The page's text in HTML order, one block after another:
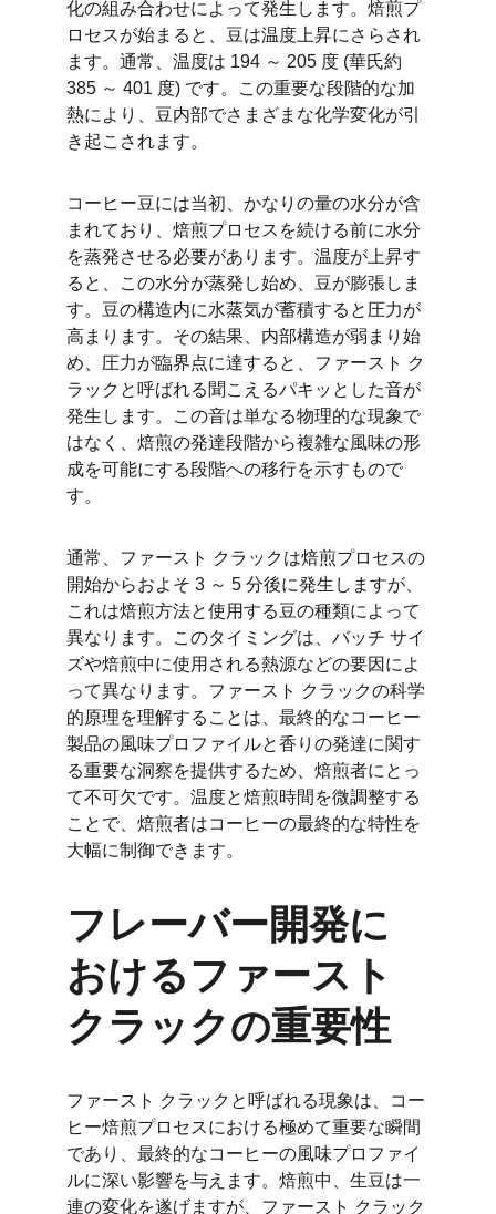
化の組み合わせによって発生します。焙煎プ
ロセスが始まると、豆は温度上昇にさらされ
ます。通常、温度は 194 ～ 205 度 (華氏約
385 ～ 401 度) です。この重要な段階的な加
熱により、豆内部でさまざまな化学変化が引
き起こされます。
コーヒー豆には当初、かなりの量の水分が含
まれており、焙煎プロセスを続ける前に水分
を蒸発させる必要があります。温度が上昇す
ると、この水分が蒸発し始め、豆が膨張しま
す。豆の構造内に水蒸気が蓄積すると圧力が
高まります。その結果、内部構造が弱まり始
め、圧力が臨界点に達すると、ファースト ク
ラックと呼ばれる聞こえるパキッとした音が
発生します。この音は単なる物理的な現象で
はなく、焙煎の発達段階から複雑な風味の形
成を可能にする段階への移行を示すもので
す。
通常、ファースト クラックは焙煎プロセスの
開始からおよそ 3 ～ 5 分後に発生しますが、
これは焙煎方法と使用する豆の種類によって
異なります。このタイミングは、バッチ サイ
ズや焙煎中に使用される熱源などの要因によ
って異なります。ファースト クラックの科学
的原理を理解することは、最終的なコーヒー
製品の風味プロファイルと香りの発達に関す
る重要な洞察を提供するため、焙煎者にとっ
て不可欠です。温度と焙煎時間を微調整する
ことで、焙煎者はコーヒーの最終的な特性を
大幅に制御できます。
フレーバー開発に
おけるファースト
クラックの重要性
ファースト クラックと呼ばれる現象は、コー
ヒー焙煎プロセスにおける極めて重要な瞬間
であり、最終的なコーヒーの風味プロファイ
ルに深い影響を与えます。焙煎中、生豆は一
連の変化を遂げますが、ファースト クラック